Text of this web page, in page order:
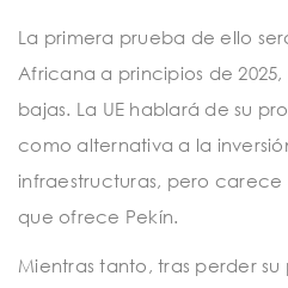
La primera prueba de ello
Africana a principios de
bajas. La UE hablará de su
como alternativa a la
infraestructuras, pero
que ofrece Pekín.
Mientras tanto, tras perder